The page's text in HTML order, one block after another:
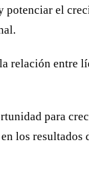
el
relación entre
para
los resultados